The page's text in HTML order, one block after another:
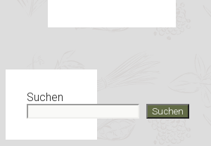
Suchen
Suchen